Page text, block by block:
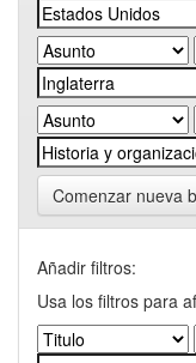
Comenzar nueva
Añadir filtros:
Usa los filtros para